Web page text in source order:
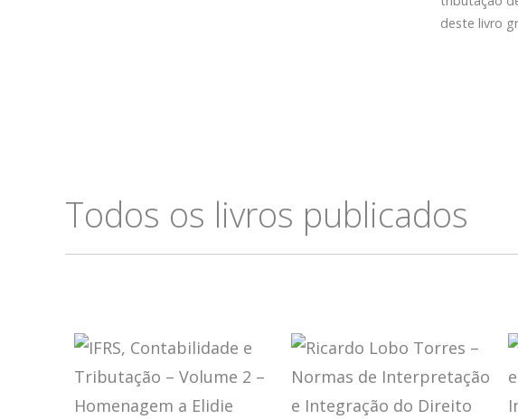
deste livro
Todos os livros publicados